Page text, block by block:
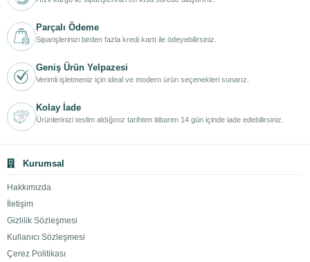
Parçalı Ödeme
Siparişlerinizi birden fazla kredi kartı ile ödeyebilirsiniz.
Geniş Ürün Yelpazesi
Verimli işletmeniz için ideal ve modern ürün seçenekleri sunarız.
Kolay İade
Ürünlerinizi teslim aldığınız tarihten itibaren 14 gün içinde iade edebilirsiniz.
Kurumsal
Hakkımızda
İletişim
Gizlilik Sözleşmesi
Kullanıcı Sözleşmesi
Çerez Politikası